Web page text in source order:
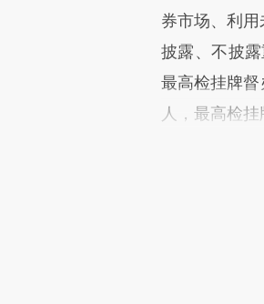
券市场、利
披露、不披
最高检挂牌
人，最高检